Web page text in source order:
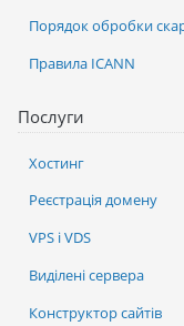
Послуги
Хостинг
Реєстрація домену
VPS і VDS
Виділені сервера
Конструктор сайтів
Порядок обробки
Правила ICANN